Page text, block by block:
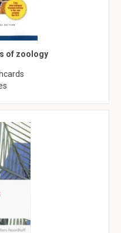
of zoology